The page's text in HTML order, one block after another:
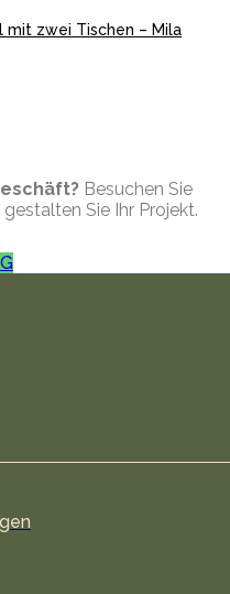
mit zwei Tischen – Mila
Besuchen Sie
Sie Ihr Projekt.